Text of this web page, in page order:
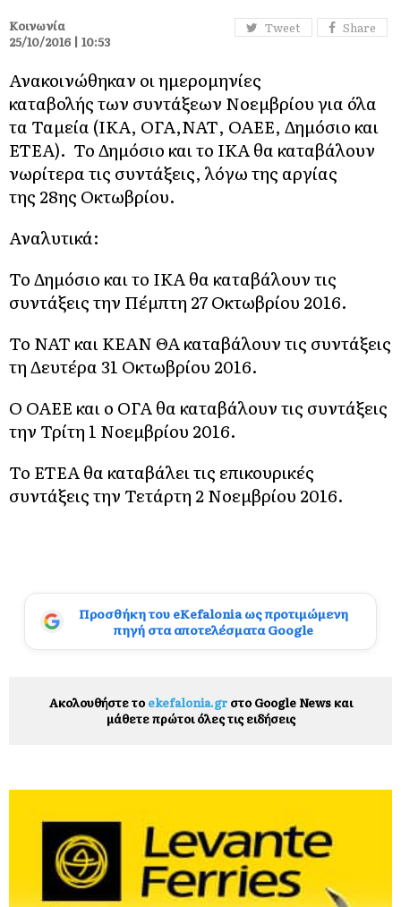
Tweet Share
Κοινωνία
25/10/2016 | 10:53
Ανακοινώθηκαν οι ημερομηνίες
καταβολής των συντάξεων Νοεμβρίου για όλα
τα Ταμεία (ΙΚΑ, ΟΓΑ,ΝΑΤ, ΟΑΕΕ, Δημόσιο και
ΕΤΕΑ). Το Δημόσιο και το ΙΚΑ θα καταβάλουν
νωρίτερα τις συντάξεις, λόγω της αργίας
της 28ης Οκτωβρίου.
Αναλυτικά:
Το Δημόσιο και τo ΙΚΑ θα καταβάλουν τις
συντάξεις την Πέμπτη 27 Οκτωβρίου 2016.
Το ΝΑΤ και ΚΕΑΝ ΘΑ καταβάλουν τις συντάξεις
τη Δευτέρα 31 Οκτωβρίου 2016.
Ο ΟΑΕΕ και ο ΟΓΑ θα καταβάλουν τις συντάξεις
την Τρίτη 1 Νοεμβρίου 2016.
Το ΕΤΕΑ θα καταβάλει τις επικουρικές
συντάξεις την Τετάρτη 2 Νοεμβρίου 2016.
Προσθήκη του eKefalonia ως προτιμώμενη
πηγή στα αποτελέσματα Google
Ακολουθήστε το ekefalonia.grστο Google News και
μάθετε πρώτοι όλες τις ειδήσεις